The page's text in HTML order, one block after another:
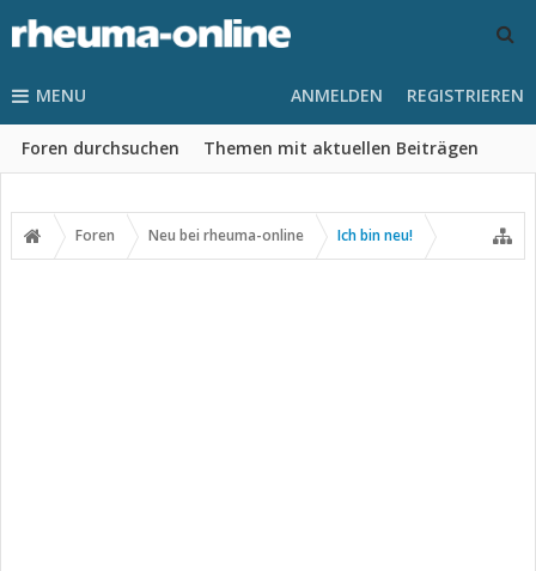
MENU
Foren durchsuchen Themen mit aktuellen Beiträgen
ANMELDEN REGISTRIEREN
Foren Neu bei rheuma-online Ich bin neu!